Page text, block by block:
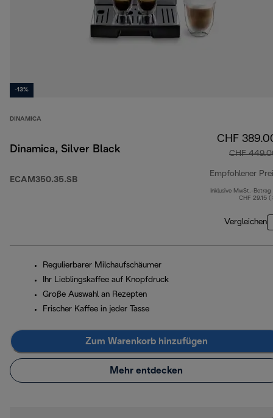
-13%
DINAMICA
Dinamica, Silver Black
ECAM350.35.SB
CHF
CHF
Empfohlener
Inklusive MwSt.-Betrag
CHF 29.15 (
Vergleichen
Regulierbarer Milchaufschäumer
Ihr Lieblingskaffee auf Knopfdruck
Große Auswahl an Rezepten
Frischer Kaffee in jeder Tasse
Zum Warenkorb hinzufügen
Mehr entdecken